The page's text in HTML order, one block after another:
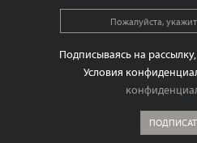
Подписываясь на
Условия